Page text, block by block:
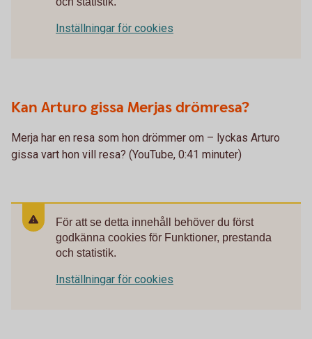
Inställningar för cookies
Kan Arturo gissa Merjas drömresa?
Merja har en resa som hon drömmer om – lyckas Arturo
gissa vart hon vill resa? (YouTube, 0:41 minuter)
För att se detta innehåll behöver du först
godkänna cookies för Funktioner, prestanda
och statistik.
Inställningar för cookies